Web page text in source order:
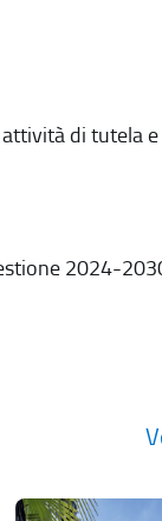
di tutela
2024-